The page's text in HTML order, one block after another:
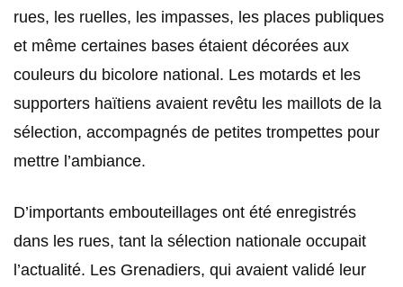
rues, les ruelles, les impasses, les places publiques
et même certaines bases étaient décorées aux
couleurs du bicolore national. Les motards et les
supporters haïtiens avaient revêtu les maillots de la
sélection, accompagnés de petites trompettes pour
mettre l’ambiance.
D’importants embouteillages ont été enregistrés
dans les rues, tant la sélection nationale occupait
l’actualité. Les Grenadiers, qui avaient validé leur